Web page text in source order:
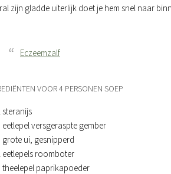
zijn gladde uiterlijk doet je hem snel naar
Eczeemzalf
VOOR 4 PERSONEN SOEP
steranijs
eetlepel versgeraspte gember
grote ui, gesnipperd
eetlepels roomboter
theelepel paprikapoeder